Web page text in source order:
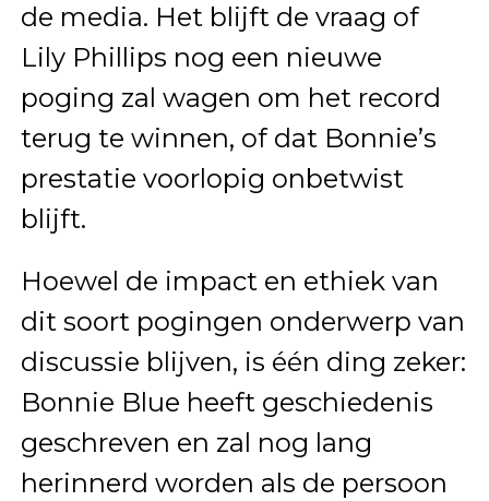
de media. Het blijft de vraag of
Lily Phillips nog een nieuwe
poging zal wagen om het record
terug te winnen, of dat Bonnie’s
prestatie voorlopig onbetwist
blijft.
Hoewel de impact en ethiek van
dit soort pogingen onderwerp van
discussie blijven, is één ding zeker:
Bonnie Blue heeft geschiedenis
geschreven en zal nog lang
herinnerd worden als de persoon